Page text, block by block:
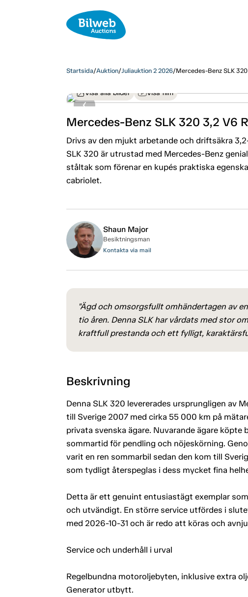
Startsida/Auktion/Juliauktion 2 2026/Mercedes-Benz SLK
Visa alla bilder Visa film
Mercedes-Benz SLK 320 3,2 V6
Drivs av den mjukt arbetande och driftsäkra
SLK 320 är utrustad med Mercedes-Benz
ståltak som förenar en kupés praktiska
cabriolet.
Shaun Major
Besiktningsman
Kontakta via mail
"Ägd och omsorgsfullt omhändertagen av
tio åren. Denna SLK har vårdats med stor
kraftfull prestanda och ett fylligt,
Beskrivning
Denna SLK 320 levererades ursprungligen av
till Sverige 2007 med cirka 55 000 km på
privata svenska ägare. Nuvarande ägare köpte
sommartid för pendling och nöjeskörning.
varit en ren sommarbil sedan den kom till
som tydligt återspeglas i dess mycket fina
Detta är ett genuint entusiastägt exemplar
och utvändigt. En större service utfördes i
med 2026-10-31 och är redo att köras och
Service och underhåll i urval
Regelbundna motoroljebyten, inklusive extra
Generator utbytt.